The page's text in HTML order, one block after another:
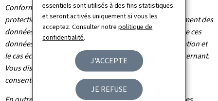
essentiels sont utilisés à des fins statistiques
et seront activés uniquement si vous les
acceptez. Consulter notrepolitique de
confidentialité.
J'ACCEPTE
JE REFUSE
Conformément au règlement (UE) 2016/679 relatif à la
protection des personnes physiques à l'égard du traitement des
données à caractère personnel et à la libre circulation de ces
données, vous bénéficiez d’un droit d’accès, de rectification et
le cas échéant d’effacement des informations vous concernant.
Vous disposez également du droit de retirer votre
consentement à tout moment.